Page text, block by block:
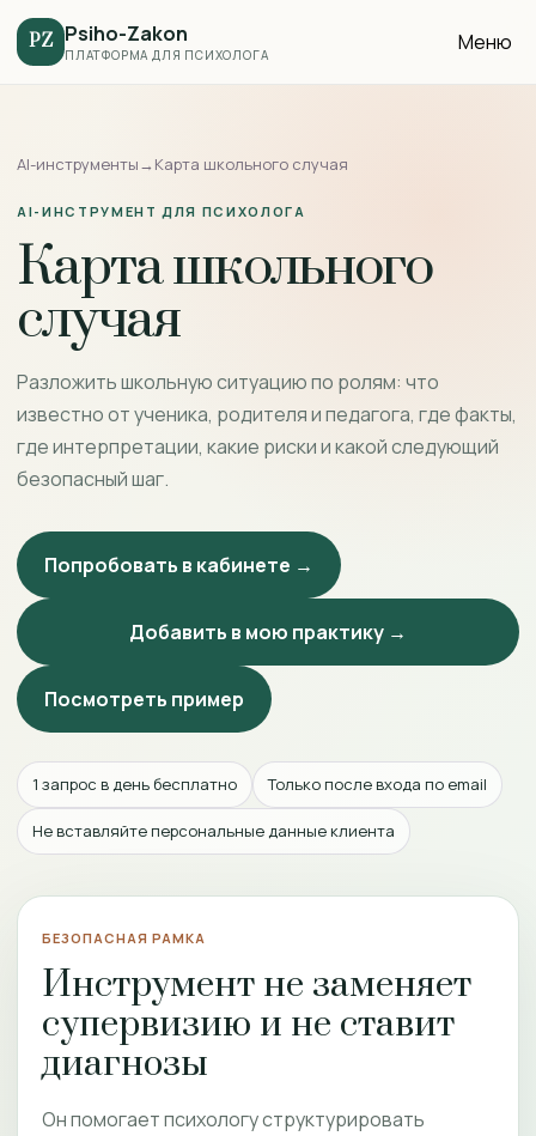
PZ Psiho-Zakon
ПЛАТФОРМА ДЛЯ ПСИХОЛОГА Меню
AI-инструменты→Карта школьного случая
AI-ИНСТРУМЕНТ ДЛЯ ПСИХОЛОГА
Карта школьного
случая
Разложить школьную ситуацию по ролям: что
известно от ученика, родителя и педагога, где факты,
где интерпретации, какие риски и какой следующий
безопасный шаг.
Попробовать в кабинете →
Добавить в мою практику →
Посмотреть пример
1 запрос в день бесплатно Только после входа по email
Не вставляйте персональные данные клиента
БЕЗОПАСНАЯ РАМКА
Инструмент не заменяет
супервизию и не ставит
диагнозы
Он помогает психологу структурировать